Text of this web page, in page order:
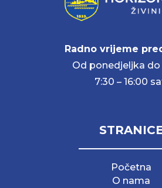
Radno vrijeme
Od ponedjeljka
7:30 – 16:00
Početna
O nama